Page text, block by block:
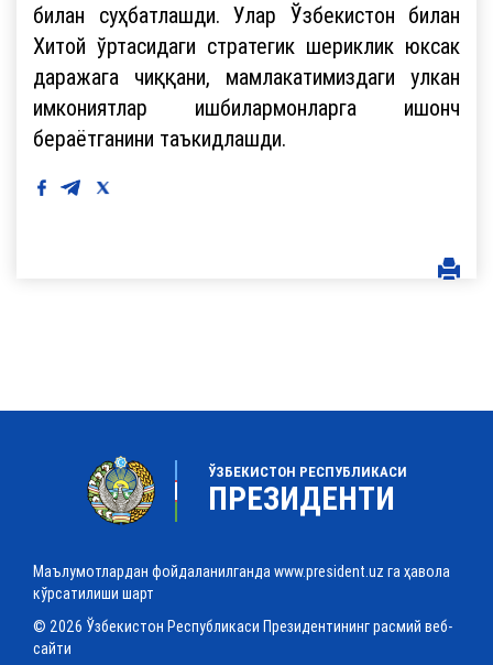
билан суҳбатлашди. Улар Ўзбекистон билан
Хитой ўртасидаги стратегик шериклик юксак
даражага чиққани, мамлакатимиздаги улкан
имкониятлар ишбилармонларга ишонч
бераётганини таъкидлашди.
ЎЗБЕКИСТОН РЕСПУБЛИКАСИ
ПРЕЗИДЕНТИ
Маълумотлардан фойдаланилганда www.president.uz га ҳавола
кўрсатилиши шарт
© 2026 Ўзбекистон Республикаси Президентининг расмий веб-
сайти